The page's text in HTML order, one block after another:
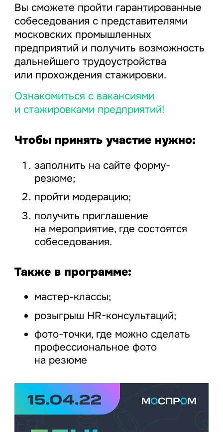
Вы сможете пройти гарантированные
собеседования с представителями
московских промышленных
предприятий и получить возможность
дальнейшего трудоустройства
или прохождения стажировки.
Ознакомиться с вакансиями
и стажировками предприятий!
Чтобы принять участие нужно:
заполнить на сайте форму-
резюме;
пройти модерацию;
получить приглашение
на мероприятие, где состоятся
собеседования.
Также в программе:
мастер-классы;
розыгрыш HR-консультаций;
фото-точки, где можно сделать
профессиональное фото
на резюме